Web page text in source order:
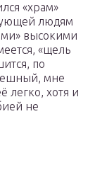
«храм»
людям
высокими
«щель
по
мне
легко, хотя и
не